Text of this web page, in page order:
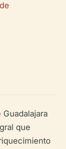
que